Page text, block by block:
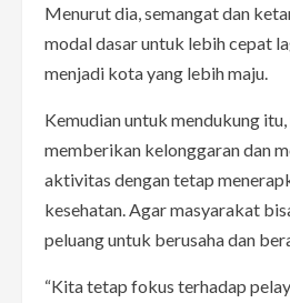
Menurut dia, semangat dan
modal dasar untuk lebih cepat
menjadi kota yang lebih maju.
Kemudian untuk mendukung
memberikan kelonggaran dan
aktivitas dengan tetap
kesehatan. Agar masyarakat
peluang untuk berusaha dan
“Kita tetap fokus terhadap